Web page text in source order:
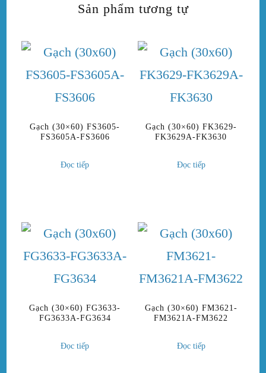
Sản phẩm tương tự
Gạch (30×60) FS3605-
FS3605A-FS3606
Đọc tiếp
Gạch (30×60) FK3629-
FK3629A-FK3630
Đọc tiếp
Gạch (30×60) FG3633-
FG3633A-FG3634
Đọc tiếp
Gạch (30×60) FM3621-
FM3621A-FM3622
Đọc tiếp